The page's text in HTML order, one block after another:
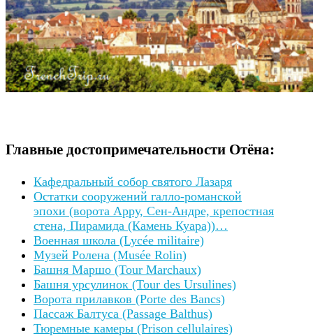
Главные достопримечательности Отёна:
Кафедральный собор святого Лазаря
Остатки сооружений галло-романской
эпохи (ворота Арру, Сен-Андре, крепостная
стена, Пирамида (Камень Куара))…
Военная школа (Lycée militaire)
Музей Ролена (Musée Rolin)
Башня Маршо (Tour Marchaux)
Башня урсулинок (Tour des Ursulines)
Ворота прилавков (Porte des Bancs)
Пассаж Балтуса (Passage Balthus)
Тюремные камеры (Prison cellulaires)